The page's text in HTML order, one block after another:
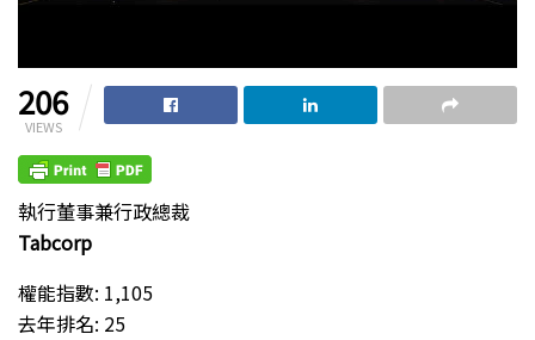
206
VIEWS
執行董事兼行政總裁
Tabcorp
權能指數: 1,105
去年排名: 25